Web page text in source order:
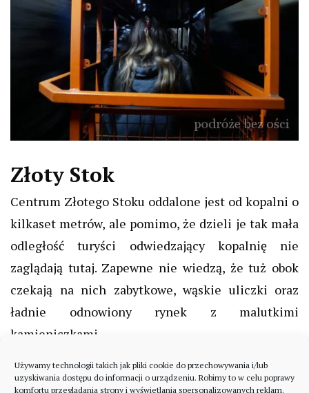
Używamy technologii takich jak pliki cookie do przechowywania i/lub
uzyskiwania dostępu do informacji o urządzeniu. Robimy to w celu poprawy
komfortu przeglądania strony i wyświetlania spersonalizowanych reklam.
Złoty Stok
Centrum Złotego Stoku oddalone jest od kopalni o
kilkaset metrów, ale pomimo, że dzieli je tak mała
odległość turyści odwiedzający kopalnię nie
zaglądają tutaj. Zapewne nie wiedzą, że tuż obok
czekają na nich zabytkowe, wąskie uliczki oraz
ładnie odnowiony rynek z malutkimi
kamieniczkami.